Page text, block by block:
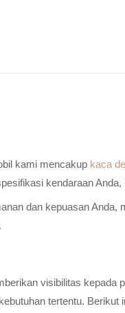
kami mencakup kaca
kendaraan
dan kepuasan
visibilitas kepada
tertentu.